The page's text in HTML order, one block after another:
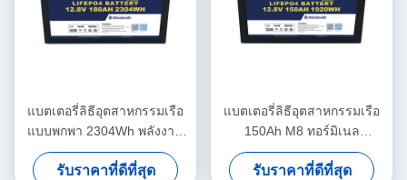
แบตเตอรี่ลิธีอุตสาหกรรมเรือ
แบบพกพา 2304Wh พลังงาน
260A พิกชาร์จ 12.8V180Ah
รับราคาที่ดีที่สุด
แบตเตอรี่ลิธีอุตสาหกรรมเรือ
150Ah M8 ทอร์มิเนล
แบตเตอรี่แสงอาทิตย์ 12.8V
ABS Case
รับราคาที่ดีที่สุด